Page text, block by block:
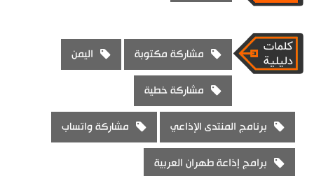
مشاركة مكتوبة اليمن
مشاركة خطية
برنامج المنتدى الإذاعي مشاركة واتساب
برامج إذاعة طهران العربية